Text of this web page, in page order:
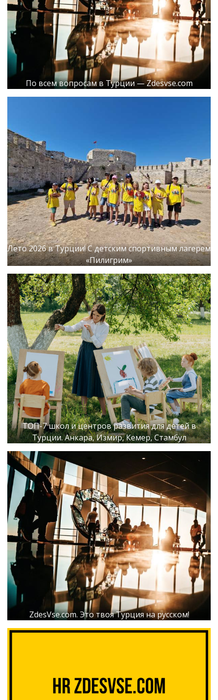
По всем вопросам в Турции — Zdesvse.com
Лето 2026 в Турции! С детским спортивным лагерем
«Пилигрим»
ТОП-7 школ и центров развития для детей в
Турции. Анкара, Измир, Кемер, Стамбул
ZdesVse.com. Это твоя Турция на русском!